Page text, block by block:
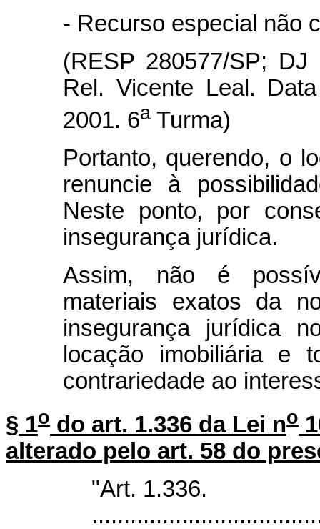
- Recurso especial não
(RESP 280577/SP;
Rel. Vicente Leal.
2001. 6a Turma)
Portanto, querendo, o
renuncie à
Neste ponto, por
insegurança jurídica.
Assim, não é
materiais exatos da
insegurança jurídica
locação imobiliária e
contrariedade ao
§ 1o do art. 1.336 da Lei no
alterado pelo art. 58 do
"Art. 1.336.